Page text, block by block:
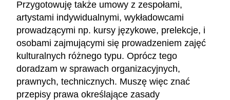
Przygotowuję także umowy z zespołami,
artystami indywidualnymi, wykładowcami
prowadzącymi np. kursy językowe, prelekcje, i
osobami zajmującymi się prowadzeniem zajęć
kulturalnych różnego typu. Oprócz tego
doradzam w sprawach organizacyjnych,
prawnych, technicznych. Muszę więc znać
przepisy prawa określające zasady